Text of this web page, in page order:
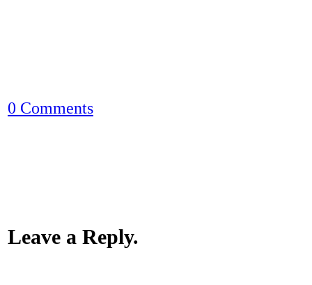
0 Comments
Leave a Reply.